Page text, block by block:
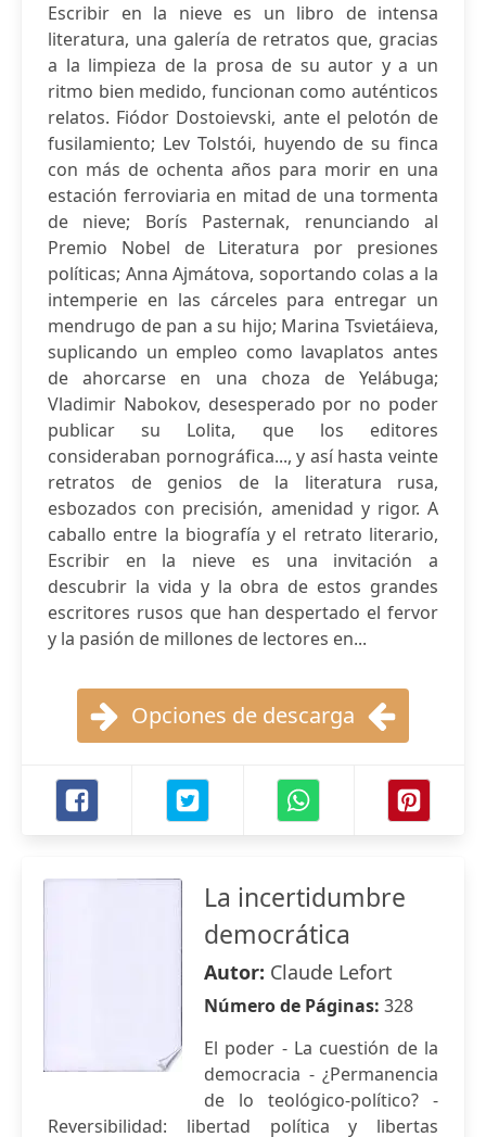
Escribir en la nieve es un libro de intensa
literatura, una galería de retratos que, gracias
a la limpieza de la prosa de su autor y a un
ritmo bien medido, funcionan como auténticos
relatos. Fiódor Dostoievski, ante el pelotón de
fusilamiento; Lev Tolstói, huyendo de su finca
con más de ochenta años para morir en una
estación ferroviaria en mitad de una tormenta
de nieve; Borís Pasternak, renunciando al
Premio Nobel de Literatura por presiones
políticas; Anna Ajmátova, soportando colas a la
intemperie en las cárceles para entregar un
mendrugo de pan a su hijo; Marina Tsvietáieva,
suplicando un empleo como lavaplatos antes
de ahorcarse en una choza de Yelábuga;
Vladimir Nabokov, desesperado por no poder
publicar su Lolita, que los editores
consideraban pornográfica..., y así hasta veinte
retratos de genios de la literatura rusa,
esbozados con precisión, amenidad y rigor. A
caballo entre la biografía y el retrato literario,
Escribir en la nieve es una invitación a
descubrir la vida y la obra de estos grandes
escritores rusos que han despertado el fervor
y la pasión de millones de lectores en...
Opciones de descarga
La incertidumbre
democrática
Autor: Claude Lefort
Número de Páginas: 328
El poder - La cuestión de la
democracia - ¿Permanencia
de lo teológico-político? -
Reversibilidad: libertad política y libertas